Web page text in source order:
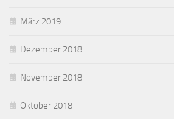
März 2019
Dezember 2018
November 2018
Oktober 2018